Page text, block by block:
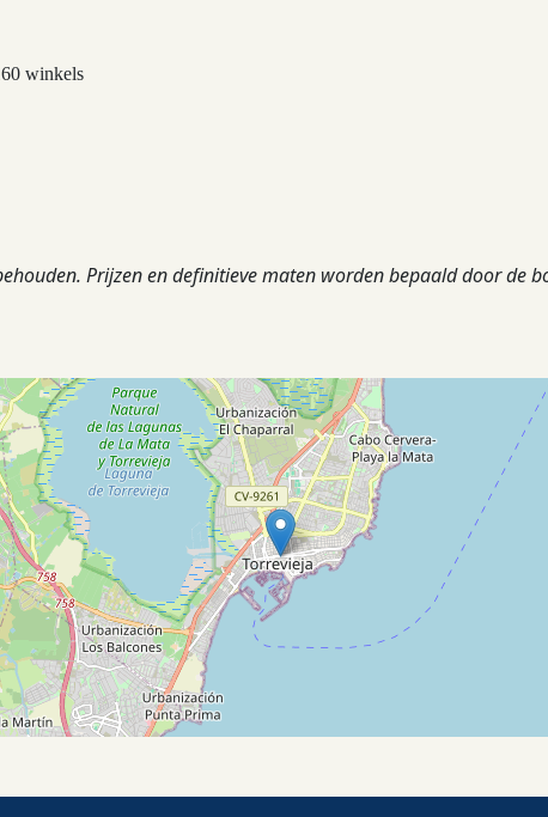
winkels
Prijzen en definitieve maten worden bepaald door de